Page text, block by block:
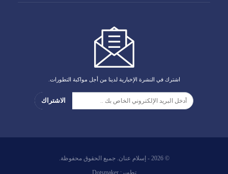
اشترك في النشرة الإخبارية لدينا من أجل مواكبة التطورات.
الاشتراك
© 2026 - إسلام عنان. جميع الحقوق محفوظة.
تطوير:Dotsmaker